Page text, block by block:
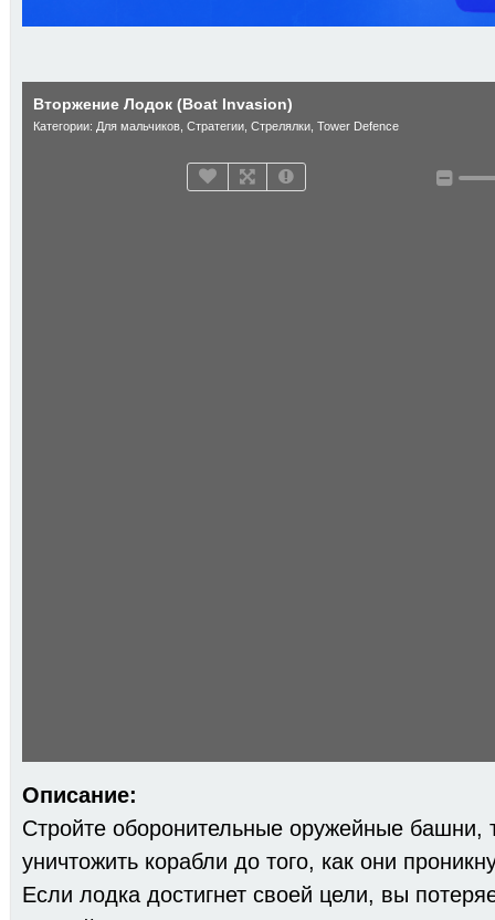
Вторжение Лодок (Boat Invasion)
Категории: Для мальчиков Стратегии Стрелялки Tower Defence
Описание:
Стройте оборонительные оружейные башни,
уничтожить корабли до того, как они
Если лодка достигнет своей цели, вы